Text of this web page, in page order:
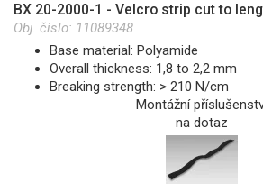
BX 20-2000-1 - Velcro strip cut to
Obj. číslo: 11089348
Base material: Polyamide
Overall thickness: 1,8 to 2,2 mm
Breaking strength: > 210 N/cm
Montážní
na dotaz